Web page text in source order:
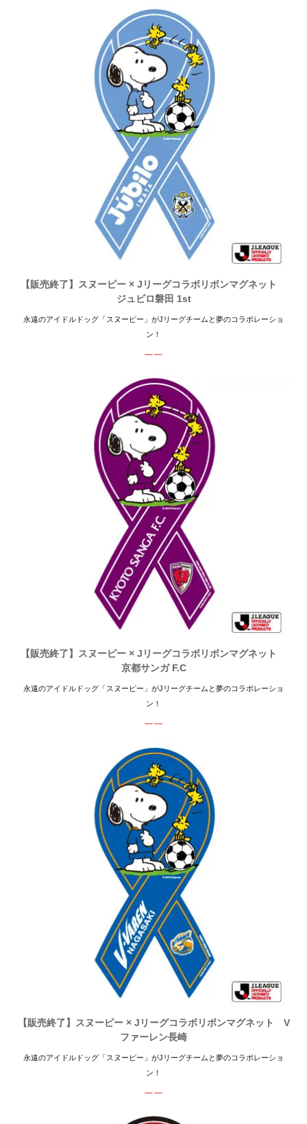
【販売終了】スヌーピー × Jリーグコラボリボンマグネット
ジュビロ磐田 1st
永遠のアイドルドッグ「スヌーピー」がJリーグチームと夢のコラボレーショ
ン！
ーー
【販売終了】スヌーピー × Jリーグコラボリボンマグネット
京都サンガ F.C
永遠のアイドルドッグ「スヌーピー」がJリーグチームと夢のコラボレーショ
ン！
ーー
【販売終了】スヌーピー × Jリーグコラボリボンマグネット V
ファーレン長崎
永遠のアイドルドッグ「スヌーピー」がJリーグチームと夢のコラボレーショ
ン！
ーー